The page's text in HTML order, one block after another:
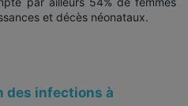
et décès néonataux.
des infections à